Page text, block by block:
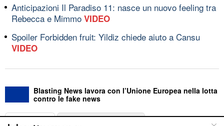
Anticipazioni Il Paradiso 11: nasce un nuovo feeling tra
Rebecca e Mimmo VIDEO
Spoiler Forbidden fruit: Yildiz chiede aiuto a Cansu
VIDEO
Blasting News lavora con l’Unione Europea nella lotta
contro le fake news
ABOUT